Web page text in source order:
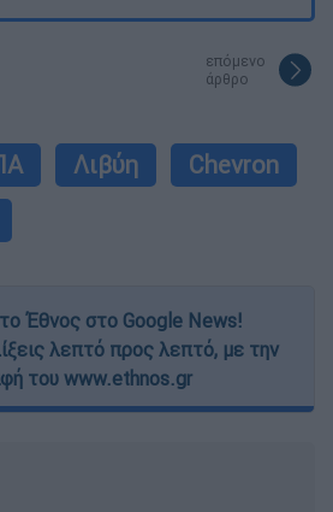
επόμενο
άρθρο
Λιβύη
Chevron
Έθνος στο Google News!
λεπτό προς λεπτό, με την
του www.ethnos.gr